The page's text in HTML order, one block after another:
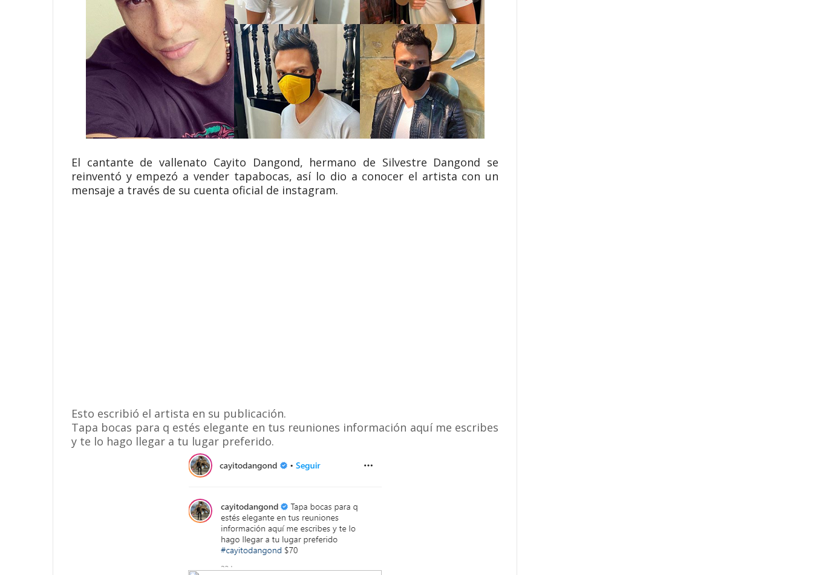
El cantante de vallenato Cayito Dangond, hermano de Silvestre Dangond se
reinventó y empezó a vender tapabocas, así lo dio a conocer el artista con un
mensaje a través de su cuenta oficial de instagram.
Esto escribió el artista en su publicación.
Tapa bocas para q estés elegante en tus reuniones información aquí me escribes
y te lo hago llegar a tu lugar preferido.